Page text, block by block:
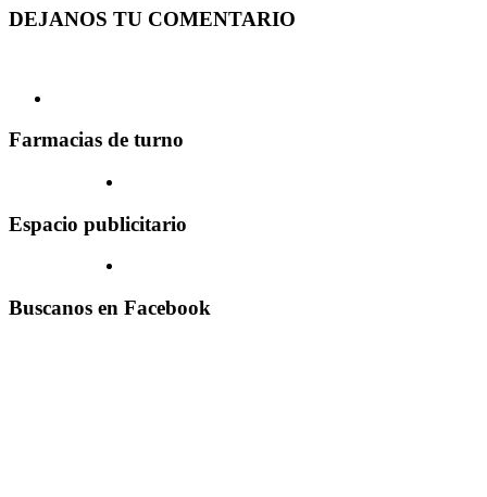
DEJANOS TU COMENTARIO
Farmacias de turno
Espacio publicitario
Buscanos en Facebook